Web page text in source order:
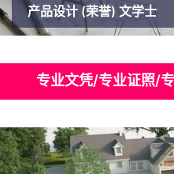
产品设计 (荣誉) 文学士
专业文凭/专业证照/